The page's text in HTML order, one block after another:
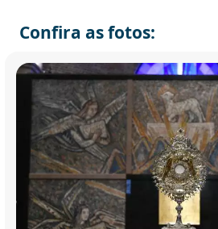
Confira as fotos: